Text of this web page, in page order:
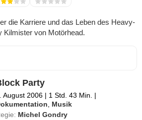
die Karriere und das Leben des Heavy-
von Motörhead.
Party
August 2006 | 1 Std. 43 Min. |
Musik
Michel Gondry